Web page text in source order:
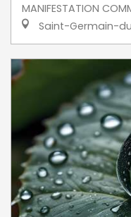
MANIFESTATION
Saint-Germain-